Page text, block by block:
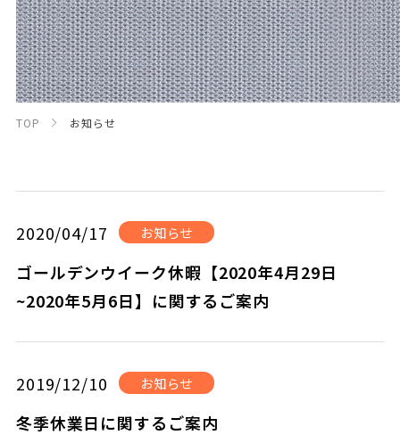
TOP お知らせ
2020/04/17 お知らせ
ゴールデンウイーク休暇【2020年4月29日
~2020年5月6日】に関するご案内
2019/12/10 お知らせ
冬季休業日に関するご案内